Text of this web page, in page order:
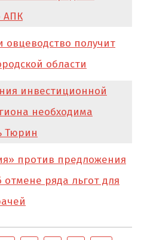
АПК
овцеводство получит
области
инвестиционной
необходима
Тюрин
против предложения
ряда льгот для